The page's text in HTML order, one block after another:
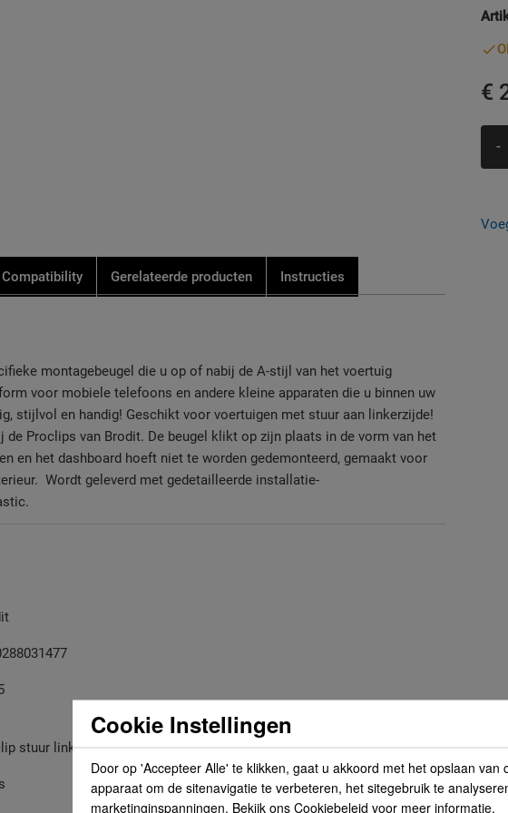
€
-
Compatibility Gerelateerde producten Instructies
montagebeugel die u op of nabij de A-stijl van het voertuig
voor mobiele telefoons en andere kleine apparaten die u binnen uw
stijlvol en handig! Geschikt voor voertuigen met stuur aan linkerzijde!
de Proclips van Brodit. De beugel klikt op zijn plaats in de vorm van het
en het dashboard hoeft niet te worden gedemonteerd, gemaakt voor
Wordt geleverd met gedetailleerde installatie-
stuur links
Cookie Instellingen
Door op 'Accepteer Alle' te klikken, gaat u akkoord met het opslaan van
apparaat om de sitenavigatie te verbeteren, het sitegebruik te
marketinginspanningen. Bekijk ons Cookiebeleid voor meer informatie.